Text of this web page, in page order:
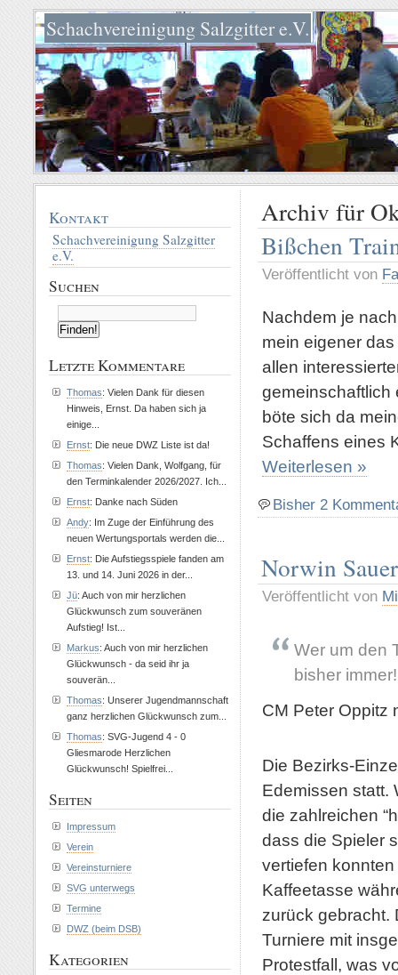
Schachvereinigung Salzgitter e.V.
Archiv für
Bißchen
Veröffentlicht von
Nachdem je
mein eigener
allen
gemeinschaftlich
böte sich da
Schaffens eines
Weiterlesen »
Bisher 2
Norwin
Veröffentlicht von
Wer um den
bisher immer!
CM Peter Oppitz
Die Bezirks-
Edemissen statt.
die zahlreichen
dass die Spieler
vertiefen
Kaffeetasse
zurück gebracht.
Turniere mit
Protestfall, was
Kontakt
Schachvereinigung Salzgitter
e.V.
Suchen
Letzte Kommentare
Thomas: Vielen Dank für diesen
Hinweis, Ernst. Da haben sich ja
einige...
Ernst: Die neue DWZ Liste ist da!
Thomas: Vielen Dank, Wolfgang, für
den Terminkalender 2026/2027. Ich...
Ernst: Danke nach Süden
Andy: Im Zuge der Einführung des
neuen Wertungsportals werden die...
Ernst: Die Aufstiegsspiele fanden am
13. und 14. Juni 2026 in der...
Jü: Auch von mir herzlichen
Glückwunsch zum souveränen
Aufstieg! Ist...
Markus: Auch von mir herzlichen
Glückwunsch - da seid ihr ja
souverän...
Thomas: Unserer Jugendmannschaft
ganz herzlichen Glückwunsch zum...
Thomas: SVG-Jugend 4 - 0
Gliesmarode Herzlichen
Glückwunsch! Spielfrei...
Seiten
Impressum
Verein
Vereinsturniere
SVG unterwegs
Termine
DWZ (beim DSB)
Kategorien